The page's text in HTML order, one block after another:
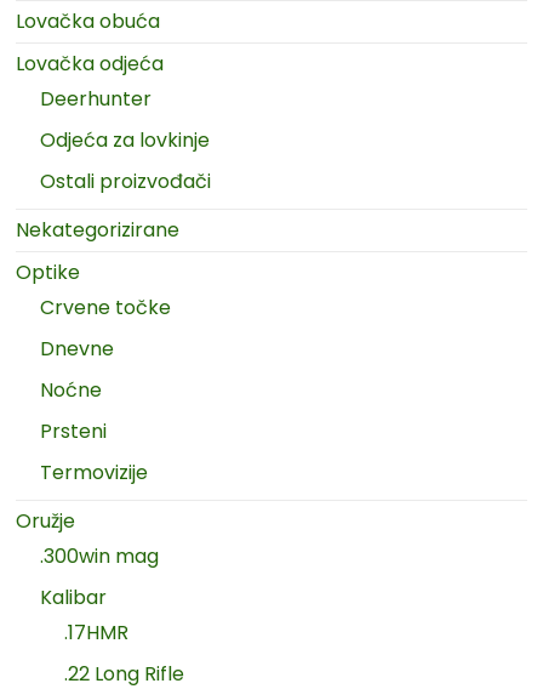
Lovačka obuća
Lovačka odjeća
Deerhunter
Odjeća za lovkinje
Ostali proizvođači
Nekategorizirane
Optike
Crvene točke
Dnevne
Noćne
Prsteni
Termovizije
Oružje
.300win mag
Kalibar
.17HMR
.22 Long Rifle